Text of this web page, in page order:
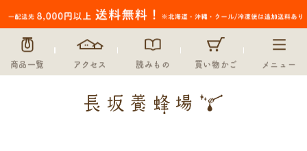
商品一覧 アクセス 読みもの 買い物かご メニュー